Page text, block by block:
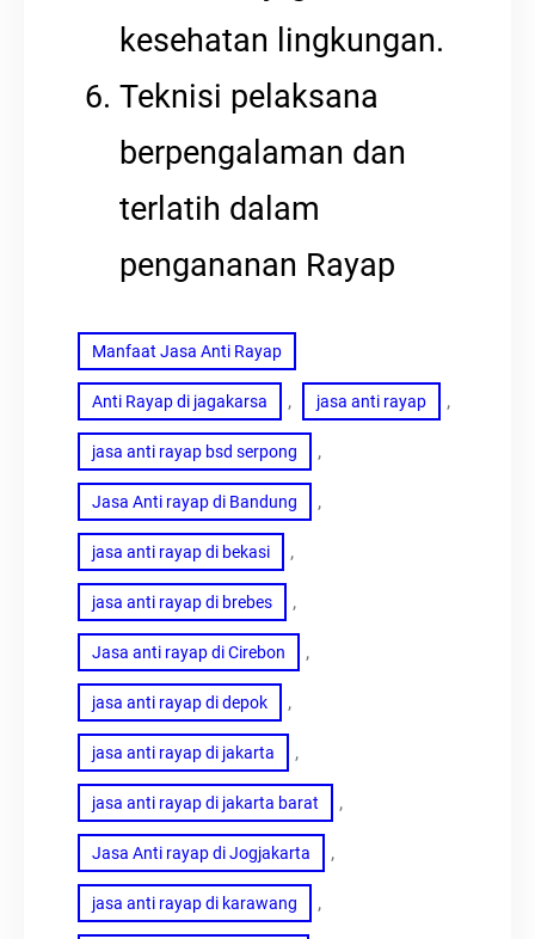
kesehatan lingkungan.
Teknisi pelaksana
berpengalaman dan
terlatih dalam
pengananan Rayap
Manfaat Jasa Anti Rayap
Anti Rayap di jagakarsa , jasa anti rayap ,
jasa anti rayap bsd serpong ,
Jasa Anti rayap di Bandung ,
jasa anti rayap di bekasi ,
jasa anti rayap di brebes ,
Jasa anti rayap di Cirebon ,
jasa anti rayap di depok ,
jasa anti rayap di jakarta ,
jasa anti rayap di jakarta barat ,
Jasa Anti rayap di Jogjakarta ,
jasa anti rayap di karawang ,